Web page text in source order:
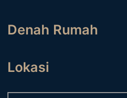
Denah Rumah
Lokasi